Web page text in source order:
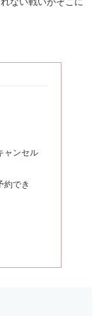
ャンセル
約でき